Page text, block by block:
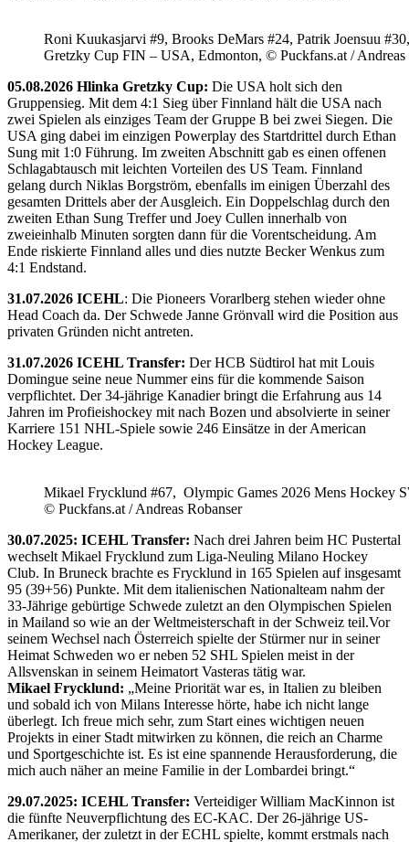
Roni Kuukasjarvi #9, Brooks DeMars #24, Patrik Joensuu
Gretzky Cup FIN – USA, Edmonton, © Puckfans.at / Andreas
05.08.2026 Hlinka Gretzky Cup: Die USA holt sich den
Gruppensieg. Mit dem 4:1 Sieg über Finnland hält die USA nach
zwei Spielen als einziges Team der Gruppe B bei zwei Siegen. Die
USA ging dabei im einzigen Powerplay des Startdrittel durch Ethan
Sung mit 1:0 Führung. Im zweiten Abschnitt gab es einen offenen
Schlagabtausch mit leichten Vorteilen des US Team. Finnland
gelang durch Niklas Borgström, ebenfalls im einigen Überzahl des
gesamten Drittels aber der Ausgleich. Ein Doppelschlag durch den
zweiten Ethan Sung Treffer und Joey Cullen innerhalb von
zweieinhalb Minuten sorgten dann für die Vorentscheidung. Am
Ende riskierte Finnland alles und dies nutzte Becker Wenkus zum
4:1 Endstand.
31.07.2026 ICEHL: Die Pioneers Vorarlberg stehen wieder ohne
Head Coach da. Der Schwede Janne Grönvall wird die Position aus
privaten Gründen nicht antreten.
31.07.2026 ICEHL Transfer: Der HCB Südtirol hat mit Louis
Domingue seine neue Nummer eins für die kommende Saison
verpflichtet. Der 34-jährige Kanadier bringt die Erfahrung aus 14
Jahren im Profieishockey mit nach Bozen und absolvierte in seiner
Karriere 151 NHL-Spiele sowie 246 Einsätze in der American
Hockey League.
Mikael Frycklund #67, Olympic Games 2026 Mens Hockey
© Puckfans.at / Andreas Robanser
30.07.2025: ICEHL Transfer: Nach drei Jahren beim HC Pustertal
wechselt Mikael Frycklund zum Liga-Neuling Milano Hockey
Club. In Bruneck brachte es Frycklund in 165 Spielen auf insgesamt
95 (39+56) Punkte. Mit dem italienischen Nationalteam nahm der
33-Jährige gebürtige Schwede zuletzt an den Olympischen Spielen
in Mailand so wie an der Weltmeisterschaft in der Schweiz teil.Vor
seinem Wechsel nach Österreich spielte der Stürmer nur in seiner
Heimat Schweden wo er neben 52 SHL Spielen meist in der
Allsvenskan in seinem Heimatort Vasteras tätig war.
Mikael Frycklund: „Meine Priorität war es, in Italien zu bleiben
und sobald ich von Milans Interesse hörte, habe ich nicht lange
überlegt. Ich freue mich sehr, zum Start eines wichtigen neuen
Projekts in einer Stadt mitwirken zu können, die reich an Charme
und Sportgeschichte ist. Es ist eine spannende Herausforderung, die
mich auch näher an meine Familie in der Lombardei bringt.“
29.07.2025: ICEHL Transfer: Verteidiger William MacKinnon ist
die fünfte Neuverpflichtung des EC-KAC. Der 26-jährige US-
Amerikaner, der zuletzt in der ECHL spielte, kommt erstmals nach